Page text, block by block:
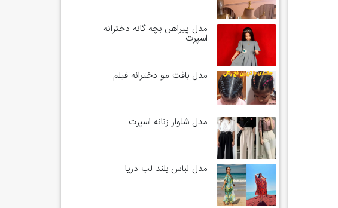
مدل پیراهن بچه گانه دخترانه
اسپرت
مدل بافت مو دخترانه فیلم
مدل شلوار زنانه اسپرت
مدل لباس بلند لب دریا